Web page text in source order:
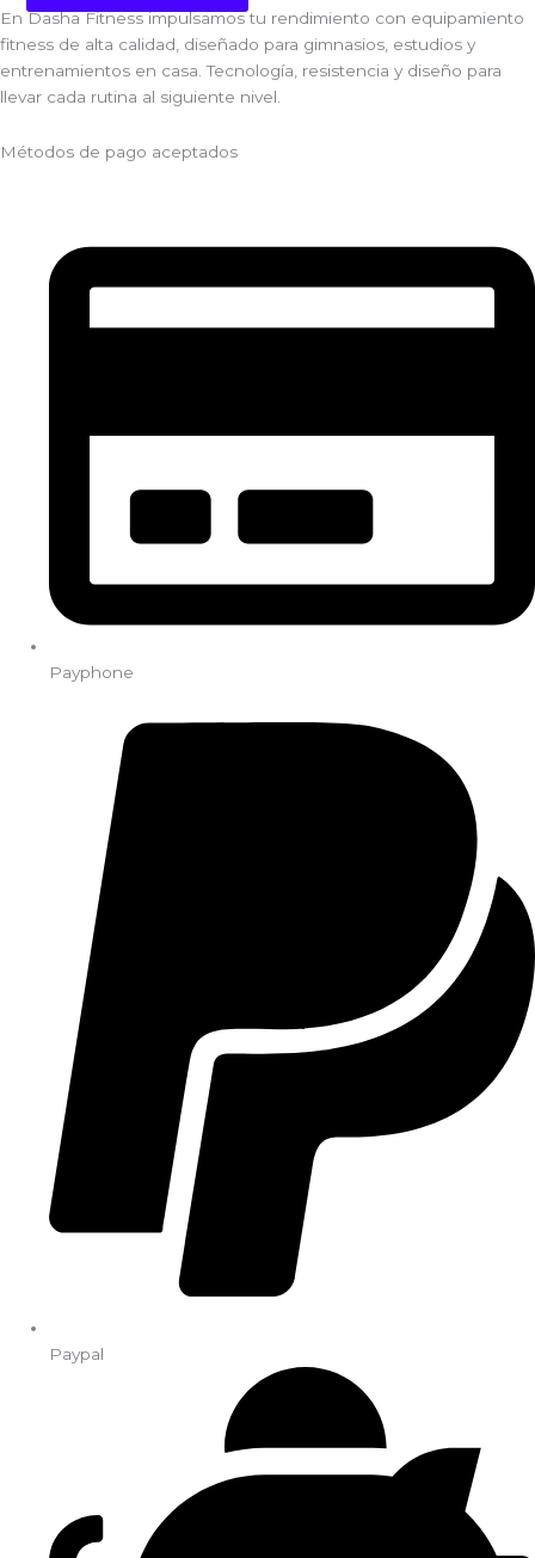
En Dasha Fitness impulsamos tu rendimiento con equipamiento
fitness de alta calidad, diseñado para gimnasios, estudios y
entrenamientos en casa. Tecnología, resistencia y diseño para
llevar cada rutina al siguiente nivel.
Métodos de pago aceptados
Payphone
Paypal